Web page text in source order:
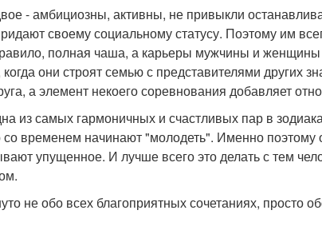
- амбициозны, активны, не привыкли
своему социальному статусу. Поэтому им
полная чаша, а карьеры мужчины и
они строят семью с представителями других
а элемент некоего соревнования добавляет
из самых гармоничных и счастливых пар в
временем начинают "молодеть". Именно поэтому
упущенное. И лучше всего это делать с тем
не обо всех благоприятных сочетаниях, просто